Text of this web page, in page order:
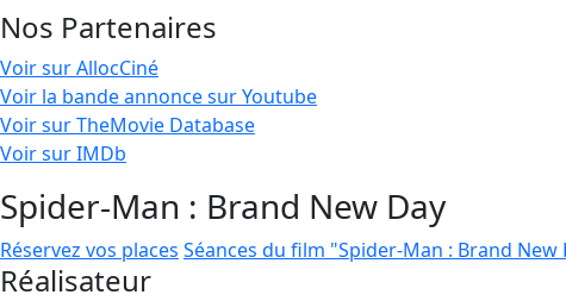
Nos Partenaires
Voir sur AllocCiné
Voir la bande annonce sur Youtube
Voir sur TheMovie Database
Voir sur IMDb
Spider-Man : Brand New Day
Réservez vos places Séances du film "Spider-Man : Brand New
Réalisateur